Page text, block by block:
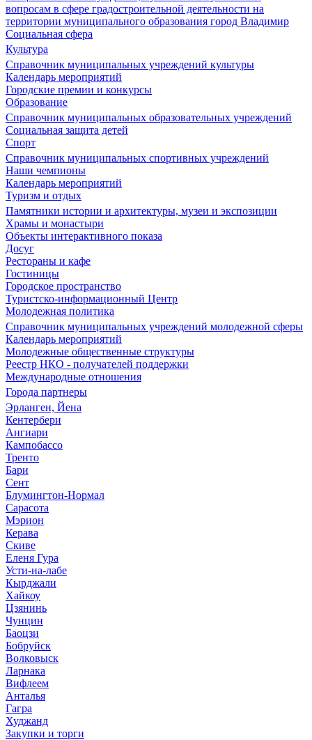
вопросам в сфере градостроительной деятельности на
территории муниципального образования город Владимир
Социальная сфера
Культура
Справочник муниципальных учреждений культуры
Календарь мероприятий
Городские премии и конкурсы
Образование
Справочник муниципальных образовательных учреждений
Социальная защита детей
Спорт
Справочник муниципальных спортивных учреждений
Наши чемпионы
Календарь мероприятий
Туризм и отдых
Памятники истории и архитектуры, музеи и экспозиции
Храмы и монастыри
Объекты интерактивного показа
Досуг
Рестораны и кафе
Гостиницы
Городское пространство
Туристско-информационный Центр
Молодежная политика
Справочник муниципальных учреждений молодежной сферы
Календарь мероприятий
Молодежные общественные структуры
Реестр НКО - получателей поддержки
Международные отношения
Города партнеры
Эрланген, Йена
Кентербери
Ангиари
Кампобассо
Тренто
Бари
Сент
Блумингтон-Нормал
Сарасота
Мэрион
Керава
Скиве
Еленя Гура
Усти-на-лабе
Кырджали
Хайкоу
Цзянинь
Чунцин
Баоцзи
Бобруйск
Волковыск
Ларнака
Вифлеем
Анталья
Гагра
Худжанд
Закупки и торги